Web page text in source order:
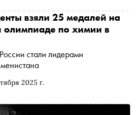
2025 г.
взяли 25 медалей на
по химии в
стали лидерами